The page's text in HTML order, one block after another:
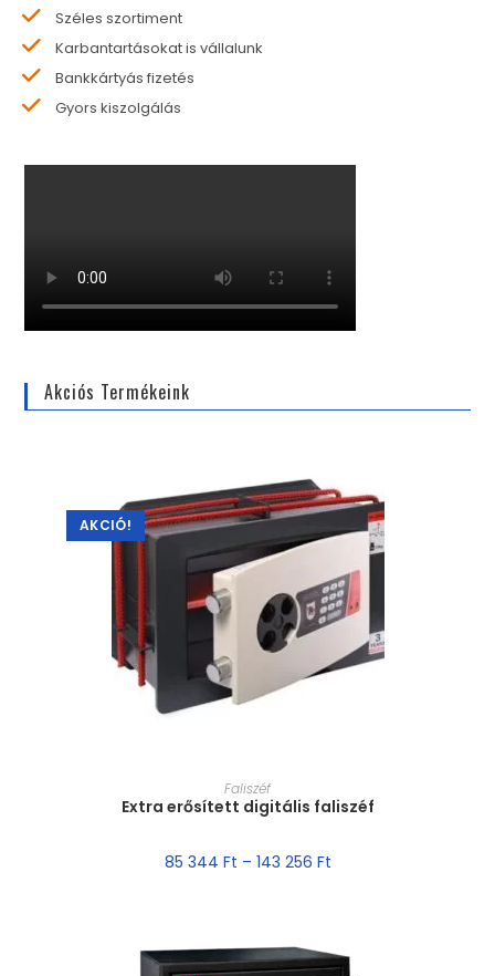
Széles szortiment
Karbantartásokat is vállalunk
Bankkártyás fizetés
Gyors kiszolgálás
Akciós Termékeink
AKCIÓ!
MÉRET VÁLASZTÁSA
Faliszéf
Extra erősített digitális faliszéf
85 344 Ft – 143 256 Ft